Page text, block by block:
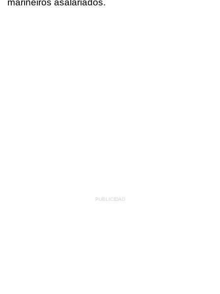
mariñeiros asalariados.